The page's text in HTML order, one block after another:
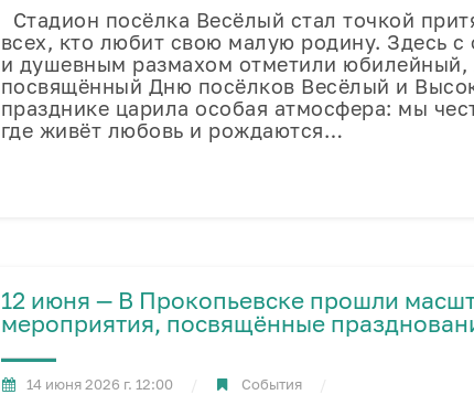
Стадион посёлка Весёлый стал точкой
всех, кто любит свою малую родину. Здесь
и душевным размахом отметили юбилейный,
посвящённый Дню посёлков Весёлый и
празднике царила особая атмосфера: мы
где живёт любовь и рождаются…
12 июня — В Прокопьевске прошли
мероприятия, посвящённые
14 июня 2026 г. 12:00 События